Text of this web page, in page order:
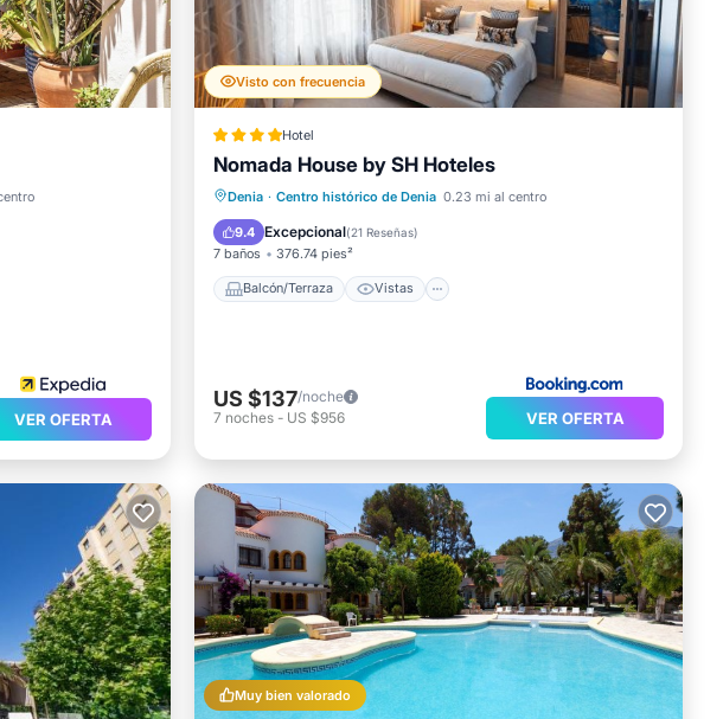
VER OFERTA
Visto con frecuencia
Hotel
Nomada House by SH Hoteles
Denia · Centro histórico de Denia 0.23 mi al centro
9.4 Excepcional(21 Reseñas)
7 baños 376.74 pies²
Balcón/Terraza Vistas
Balcón/Terraza
Vistas
Aire acondicionado
US $137/noche
7 noches - US $956 VER OFERTA
Muy bien valorado